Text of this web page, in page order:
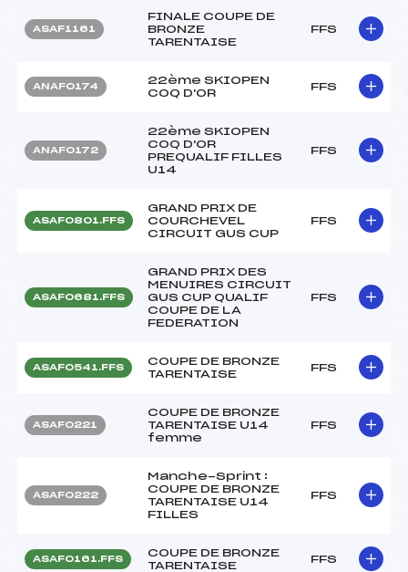
ASAF1161
FINALE COUPE DE
BRONZE
TARENTAISE
FFS
ANAF0174
22ème SKIOPEN
COQ D'OR
FFS
ANAF0172
22ème SKIOPEN
COQ D'OR
PREQUALIF FILLES
U14
FFS
ASAF0801.FFS
GRAND PRIX DE
COURCHEVEL
CIRCUIT GUS CUP
FFS
ASAF0681.FFS
GRAND PRIX DES
MENUIRES CIRCUIT
GUS CUP QUALIF
COUPE DE LA
FEDERATION
FFS
ASAF0541.FFS
COUPE DE BRONZE
TARENTAISE
FFS
ASAF0221
COUPE DE BRONZE
TARENTAISE U14
femme
FFS
ASAF0222
Manche-Sprint :
COUPE DE BRONZE
TARENTAISE U14
FILLES
FFS
ASAF0161.FFS
COUPE DE BRONZE
TARENTAISE
FFS